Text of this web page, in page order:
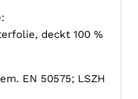
deckt 100 %
EN 50575; LSZH